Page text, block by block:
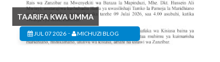
TAARIFA KWA UMMA
JUL 07 2026 - MICHUZI BLOG